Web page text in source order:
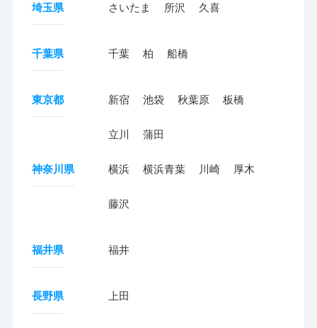
埼玉県 さいたま 所沢 久喜
千葉県 千葉 柏 船橋
東京都 新宿 池袋 秋葉原 板橋
立川 蒲田
神奈川県 横浜 横浜青葉 川崎 厚木
藤沢
福井県 福井
長野県 上田